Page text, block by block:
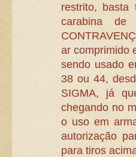
restrito,
carabina
ar comprimido
sendo usado
38 ou 44,
SIGMA, já
chegando no
o uso em
autorização
para tiros